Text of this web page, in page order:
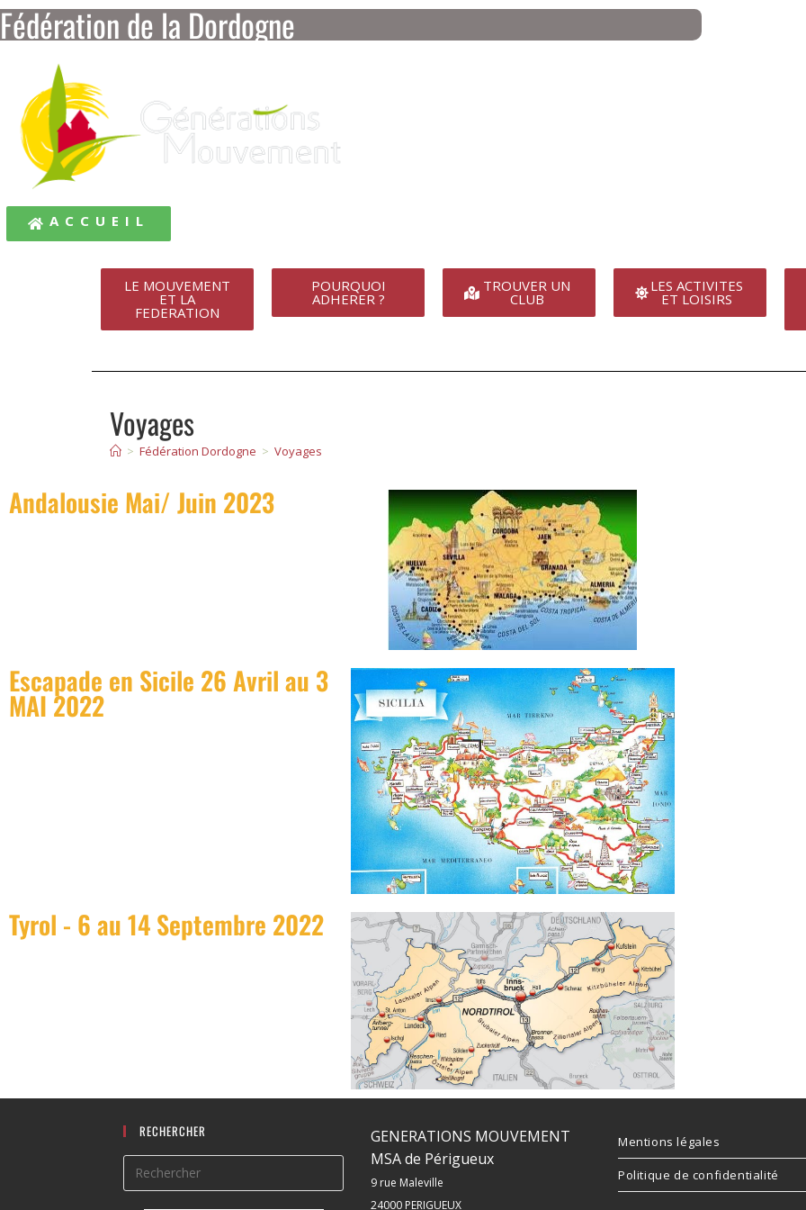
Fédération de la Dordogne
ACCUEIL
LE MOUVEMENT
ET LA
FEDERATION
POURQUOI
ADHERER ?
TROUVER UN
CLUB
LES ACTIVITES
ET LOISIRS
Voyages
> Fédération Dordogne > Voyages
Andalousie Mai/ Juin 2023
Escapade en Sicile 26 Avril au 3
MAI 2022
Tyrol - 6 au 14 Septembre 2022
RECHERCHER
GENERATIONS MOUVEMENT
MSA de Périgueux
9 rue Maleville
24000 PERIGUEUX
Mentions légales
Politique de confidentialité